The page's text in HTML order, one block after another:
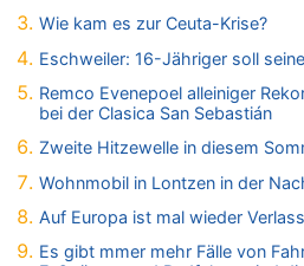
Mehrere Menschen in Londons
05.08.2026 - 23:29 von Zuhörer zu
Wasserstand des Rheins in NRW
05.08.2026 - 22:35 von Chips zu
Wasserstand des Rheins in NRW
05.08.2026 - 22:31 von Chips zu
Mehrere Menschen in Londons
Wie kam es zur Ceuta-Krise?
Eschweiler: 16-Jähriger soll
Remco Evenepoel alleiniger
bei der Clasica San Sebastián
Zweite Hitzewelle in diesem
Wohnmobil in Lontzen in der
Auf Europa ist mal wieder
Es gibt mmer mehr Fälle von